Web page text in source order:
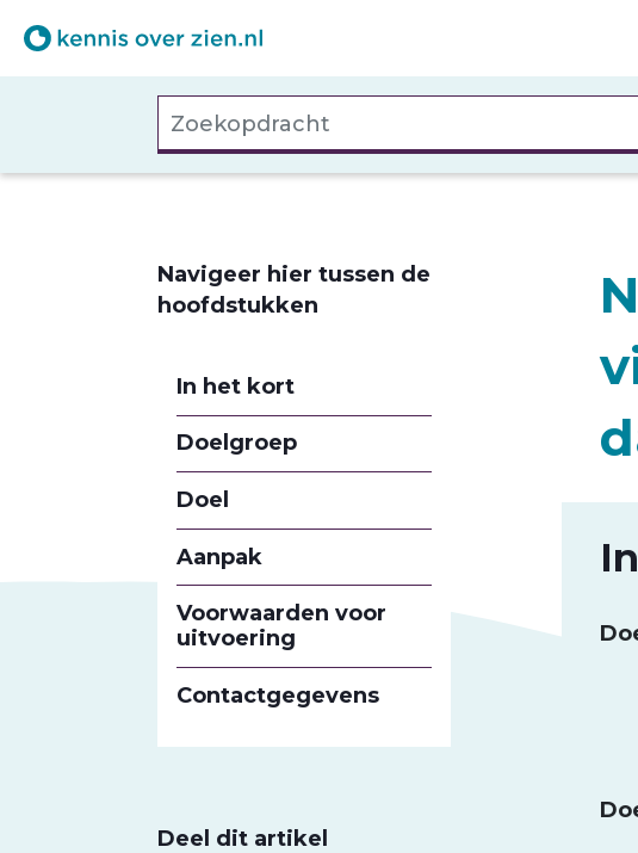
Overslaan
Zoekopdracht
Navigeer hier tussen de
hoofdstukken
In het kort
Doelgroep
Doel
Aanpak
Voorwaarden voor
uitvoering
Contactgegevens
Deel dit artikel